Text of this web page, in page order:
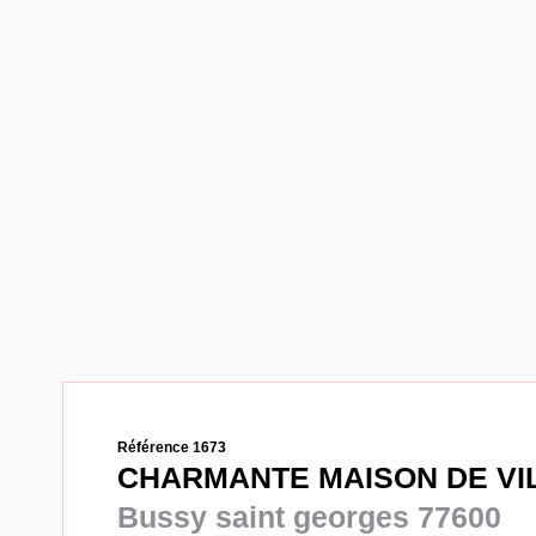
Référence 1673
CHARMANTE MAISON DE
Bussy saint georges 77600